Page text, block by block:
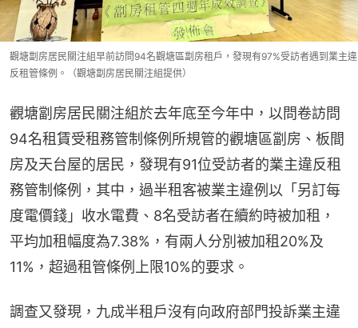
觀塘劏房居民關注組早前訪問94名觀塘區劏房租戶，發現有97%受訪者遇到業主違
反租管條例。（觀塘劏房居民關注組提供）
觀塘劏房居民關注組於去年底至今年中，以問卷訪問
94名租賃受租務管制條例所規管的觀塘區劏房、板間
房及天台屋的居民，發現有91位受訪者的業主違反租
務管制條例，其中，過半租客被業主違例以「另訂每
度電價錢」收水電費、8名受訪者在續約時被加租，
平均加租幅度為7.38%，有兩人分別被加租20%及
11%，超過租管條例上限10%的要求。
調查又發現，九成半租戶沒有向政府部門投訴業主違